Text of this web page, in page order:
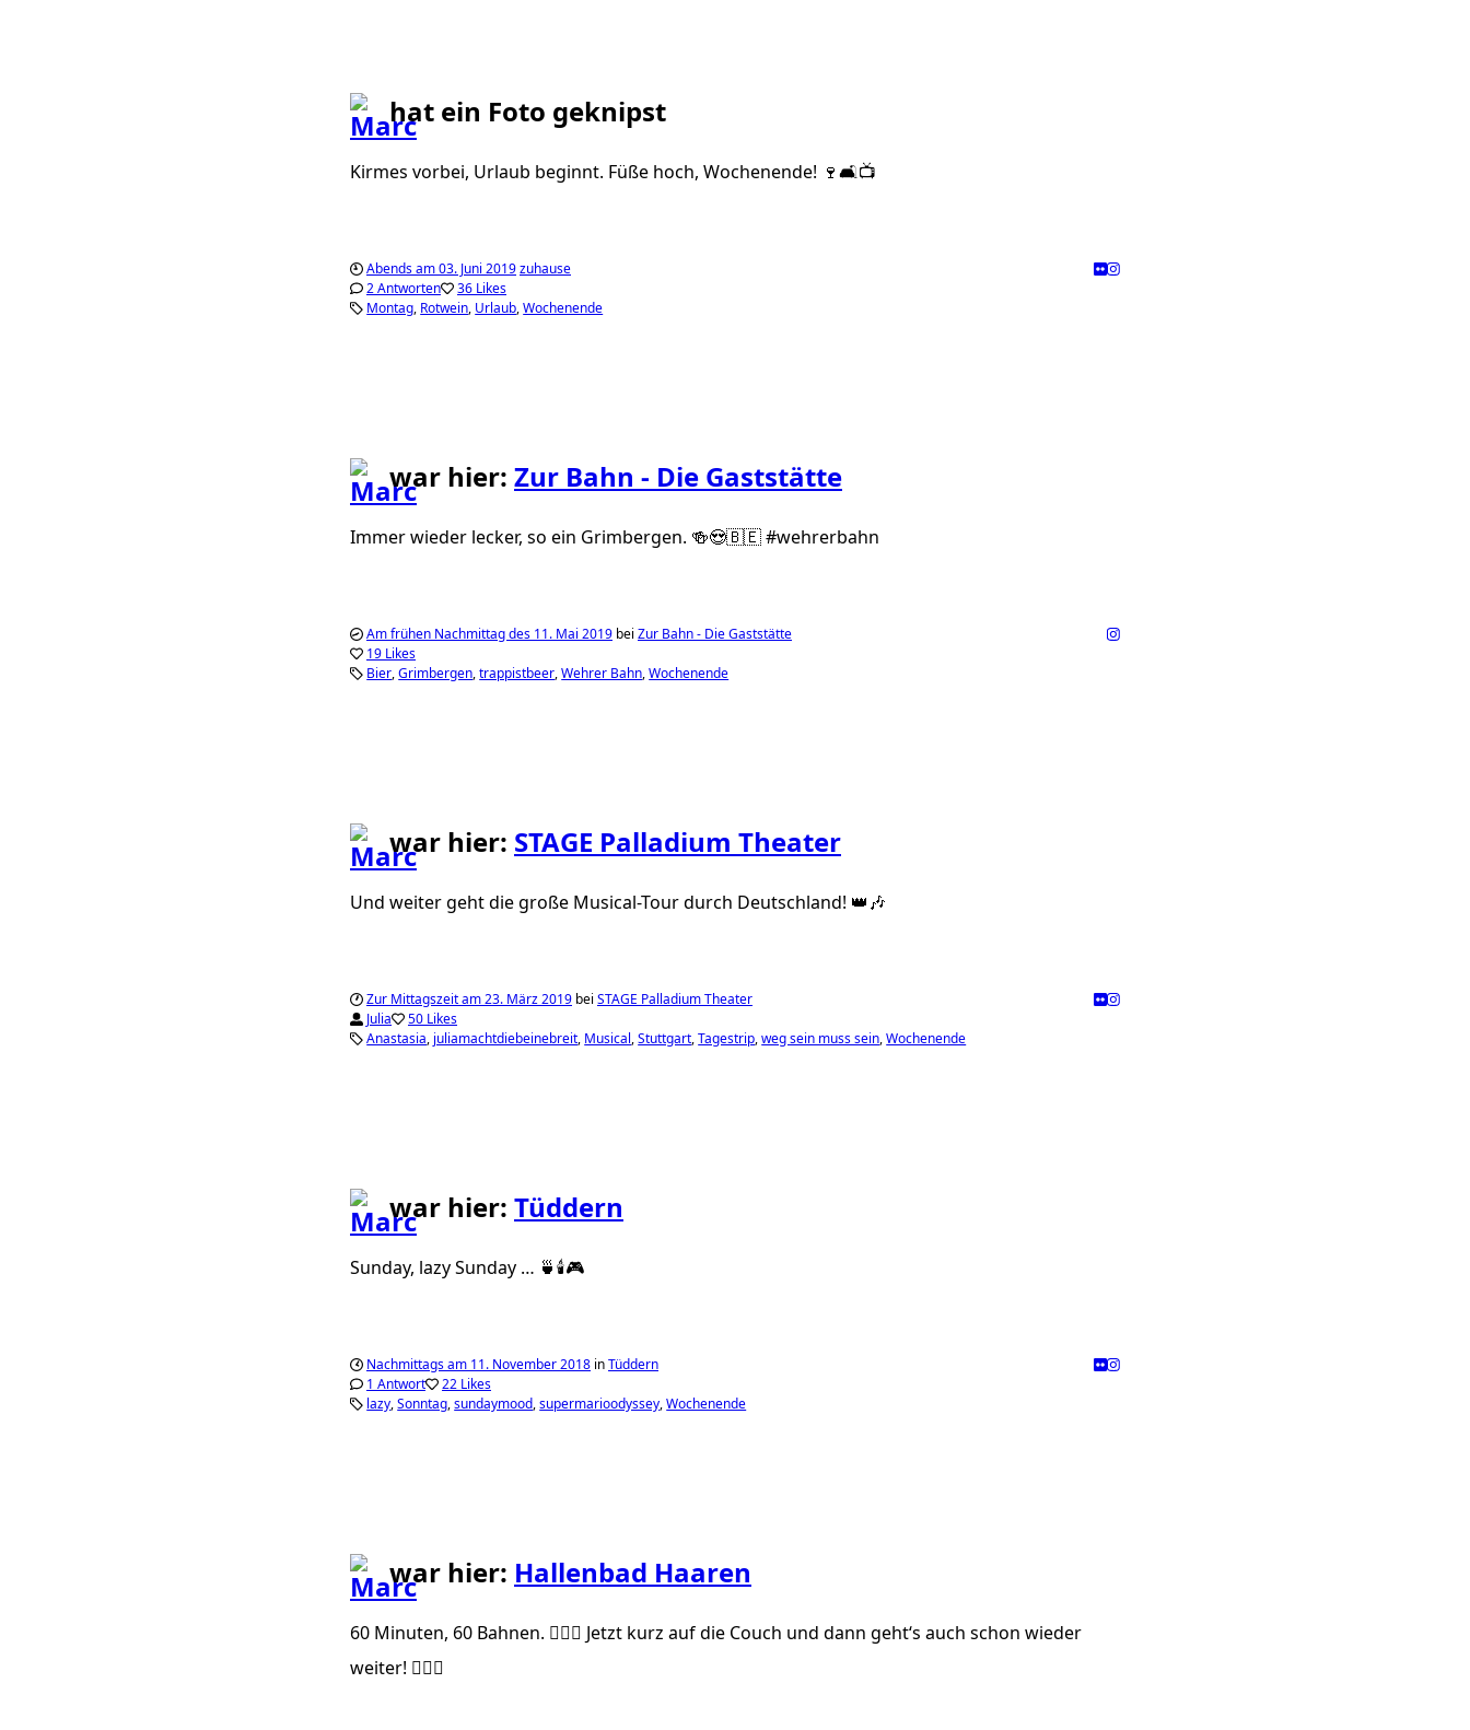
hat ein Foto geknipst
Kirmes vorbei, Urlaub beginnt. Füße hoch, Wochenende! 🍷🛋📺
Abends am 03. Juni 2019zuhause
2 Antworten
36 Likes
Montag Rotwein Urlaub Wochenende
war hier: Zur Bahn - Die Gaststätte
Immer wieder lecker, so ein Grimbergen. 🍻😍🇧🇪 #wehrerbahn
Am frühen Nachmittag des 11. Mai 2019 bei Zur Bahn - Die Gaststätte
19 Likes
Bier Grimbergen trappistbeer Wehrer Bahn Wochenende
war hier: STAGE Palladium Theater
Und weiter geht die große Musical-Tour durch Deutschland! 👑🎶
Zur Mittagszeit am 23. März 2019 bei STAGE Palladium Theater
Julia
50 Likes
Anastasia juliamachtdiebeinebreit Musical Stuttgart Tagestrip weg sein muss sein Wochenende
war hier: Tüddern
Sunday, lazy Sunday … 🍵🕯🎮
Nachmittags am 11. November 2018 inTüddern
1 Antwort
22 Likes
lazy Sonntag sundaymood supermarioodyssey Wochenende
war hier: Hallenbad Haaren
60 Minuten, 60 Bahnen. 🏊🏼‍♂️ Jetzt kurz auf die Couch und dann geht‘s auch schon wieder
weiter! ✌🏼🙈